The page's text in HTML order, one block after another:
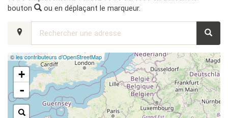
bouton
ou en déplaçant le marqueur.
©les contributeurs d’OpenStreetMap
+
-